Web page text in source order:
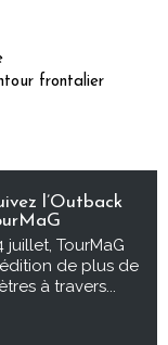
frontalier
l’Outback
juillet, TourMaG
de plus de
à travers...